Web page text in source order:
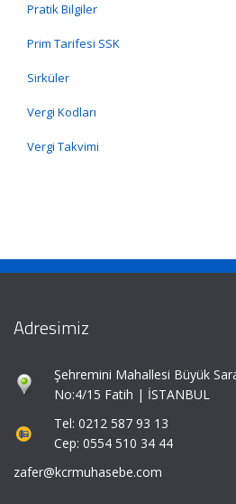
Pratik Bilgiler
Prim Tarifesi SSK
Sirküler
Vergi Kodları
Vergi Takvimi
Adresimiz
Şehremini Mahallesi Büyük
No:4/15 Fatih | İSTANBUL
Tel: 0212 587 93 13
Cep: 0554 510 34 44
zafer@kcrmuhasebe.com